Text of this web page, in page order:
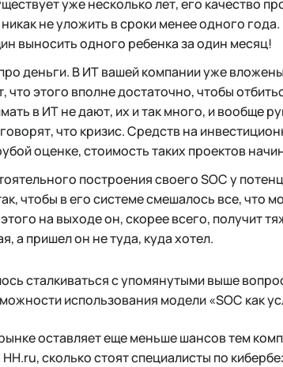
уже несколько лет, его качество
никак не уложить в сроки менее одного
выносить одного ребенка за один месяц!
деньги. В ИТ вашей компании уже
что этого вполне достаточно, чтобы
в ИТ не дают, их и так много, и вообще
что кризис. Средств на
оценке, стоимость таких проектов
построения своего SOC у
чтобы в его системе смешалось все, что
на выходе он, скорее всего, получит
а пришел он не туда, куда хотел.
сталкиваться с упомянутыми выше
использования модели «SOC как
оставляет еще меньше шансов тем
сколько стоят специалисты по